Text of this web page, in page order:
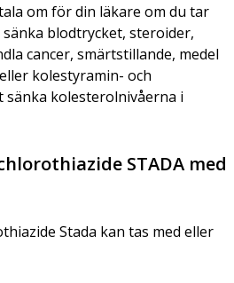
om för din läkare om du tar
blodtrycket, steroider,
cancer, smärtstillande, medel
kolestyramin- och
kolesterolnivåerna i
STADA med
Stada kan tas med eller